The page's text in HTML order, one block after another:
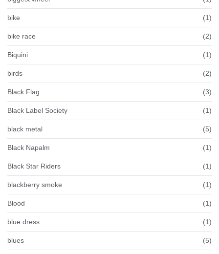
bike (1)
bike race (2)
Biquini (1)
birds (2)
Black Flag (3)
Black Label Society (1)
black metal (5)
Black Napalm (1)
Black Star Riders (1)
blackberry smoke (1)
Blood (1)
blue dress (1)
blues (5)